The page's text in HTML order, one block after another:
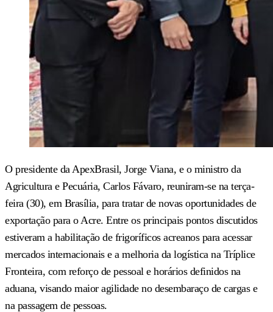
O presidente da ApexBrasil, Jorge Viana, e o ministro da
Agricultura e Pecuária, Carlos Fávaro, reuniram-se na terça-
feira (30), em Brasília, para tratar de novas oportunidades de
exportação para o Acre. Entre os principais pontos discutidos
estiveram a habilitação de frigoríficos acreanos para acessar
mercados internacionais e a melhoria da logística na Tríplice
Fronteira, com reforço de pessoal e horários definidos na
aduana, visando maior agilidade no desembaraço de cargas e
na passagem de pessoas.